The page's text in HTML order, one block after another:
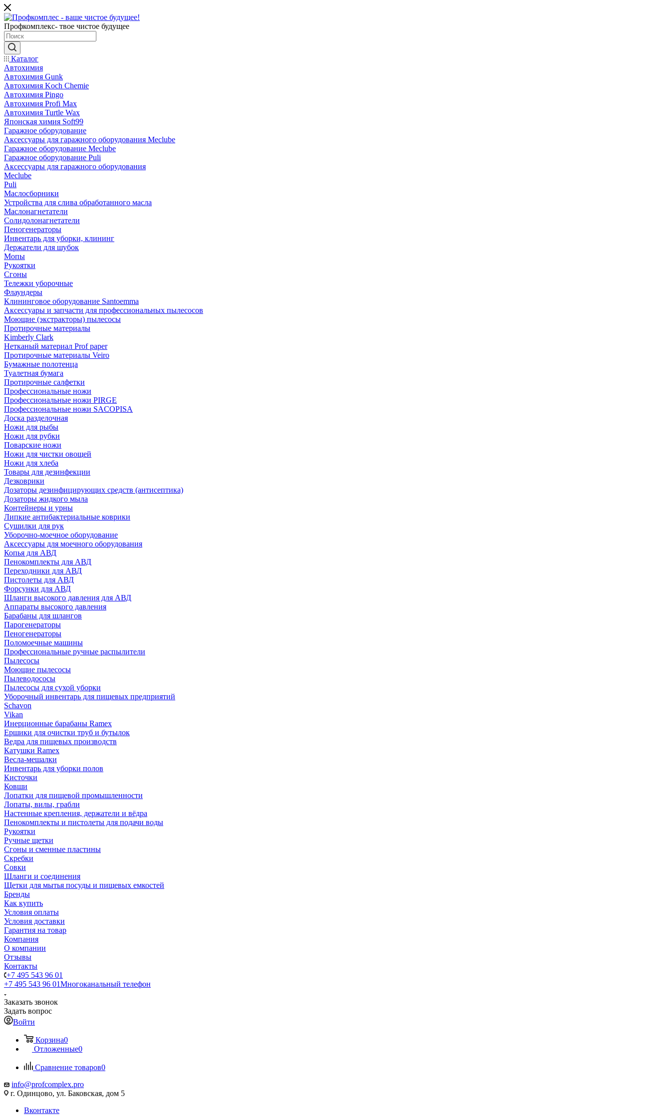
Профкомплекс- твое чистое будущее
Каталог
Автохимия
Автохимия Gunk
Автохимия Koch Chemie
Автохимия Pingo
Автохимия Profi Max
Автохимия Turtle Wax
Японская химия Soft99
Гаражное оборудование
Аксессуары для гаражного оборудования Meclube
Гаражное оборудование Meclube
Гаражное оборудование Puli
Аксессуары для гаражного оборудования
Meclube
Puli
Маслосборники
Устройства для слива обработанного масла
Маслонагнетатели
Солидолонагнетатели
Пеногенераторы
Инвентарь для уборки, клининг
Держатели для шубок
Мопы
Рукоятки
Сгоны
Тележки уборочные
Флаундеры
Клининговое оборудование Santoemma
Аксессуары и запчасти для профессиональных пылесосов
Моющие (экстракторы) пылесосы
Протирочные материалы
Kimberly Clark
Нетканый материал Prof paper
Протирочные материалы Veiro
Бумажные полотенца
Туалетная бумага
Протирочные салфетки
Профессиональные ножи
Профессиональные ножи PIRGE
Профессиональные ножи SACOPISA
Доска разделочная
Ножи для рыбы
Ножи для рубки
Поварские ножи
Ножи для чистки овощей
Ножи для хлеба
Товары для дезинфекции
Дезковрики
Дозаторы дезинфицирующих средств (антисептика)
Дозаторы жидкого мыла
Контейнеры и урны
Липкие антибактериальные коврики
Сушилки для рук
Уборочно-моечное оборудование
Аксессуары для моечного оборудования
Копья для АВД
Пенокомплекты для АВД
Переходники для АВД
Пистолеты для АВД
Форсунки для АВД
Шланги высокого давления для АВД
Аппараты высокого давления
Барабаны для шлангов
Парогенераторы
Пеногенераторы
Поломоечные машины
Профессиональные ручные распылители
Пылесосы
Моющие пылесосы
Пылеводососы
Пылесосы для сухой уборки
Уборочный инвентарь для пищевых предприятий
Schavon
Vikan
Инерционные барабаны Ramex
Ершики для очистки труб и бутылок
Ведра для пищевых производств
Катушки Ramex
Весла-мешалки
Инвентарь для уборки полов
Кисточки
Ковши
Лопатки для пищевой промышленности
Лопаты, вилы, грабли
Настенные крепления, держатели и вёдра
Пенокомплекты и пистолеты для подачи воды
Рукоятки
Ручные щетки
Сгоны и сменные пластины
Скребки
Совки
Шланги и соединения
Щетки для мытья посуды и пищевых емкостей
Бренды
Как купить
Условия оплаты
Условия доставки
Гарантия на товар
Компания
О компании
Отзывы
Контакты
+7 495 543 96 01
+7 495 543 96 01Многоканальный телефон
Заказать звонок
Задать вопрос
Войти
Корзина0
Отложенные0
Сравнение товаров0
info@profcomplex.pro
г. Одинцово, ул. Баковская, дом 5
Вконтакте